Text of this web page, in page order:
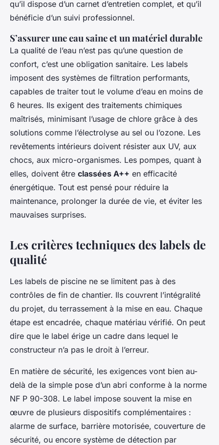
qu’il dispose d’un carnet d’entretien complet, et qu’il
bénéficie d’un suivi professionnel.
S’assurer une eau saine et un matériel durable
La qualité de l’eau n’est pas qu’une question de
confort, c’est une obligation sanitaire. Les labels
imposent des systèmes de filtration performants,
capables de traiter tout le volume d’eau en moins de
6 heures. Ils exigent des traitements chimiques
maîtrisés, minimisant l’usage de chlore grâce à des
solutions comme l’électrolyse au sel ou l’ozone. Les
revêtements intérieurs doivent résister aux UV, aux
chocs, aux micro-organismes. Les pompes, quant à
elles, doivent être classées A++ en efficacité
énergétique. Tout est pensé pour réduire la
maintenance, prolonger la durée de vie, et éviter les
mauvaises surprises.
Les critères techniques des labels de
qualité
Les labels de piscine ne se limitent pas à des
contrôles de fin de chantier. Ils couvrent l’intégralité
du projet, du terrassement à la mise en eau. Chaque
étape est encadrée, chaque matériau vérifié. On peut
dire que le label érige un cadre dans lequel le
constructeur n’a pas le droit à l’erreur.
En matière de sécurité, les exigences vont bien au-
delà de la simple pose d’un abri conforme à la norme
NF P 90-308. Le label impose souvent la mise en
œuvre de plusieurs dispositifs complémentaires :
alarme de surface, barrière motorisée, couverture de
sécurité, ou encore système de détection par